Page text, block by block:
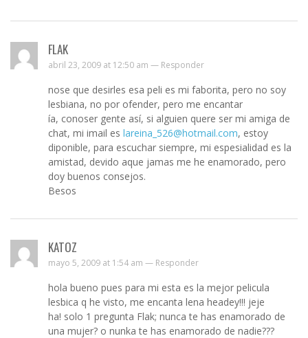
FLAK
abril 23, 2009 at 12:50 am — Responder
nose que desirles esa peli es mi faborita, pero no soy
lesbiana, no por ofender, pero me encantar
ía, conoser gente así, si alguien quere ser mi amiga de
chat, mi imail es lareina_526@hotmail.com, estoy
diponible, para escuchar siempre, mi espesialidad es la
amistad, devido aque jamas me he enamorado, pero
doy buenos consejos.
Besos
KATOZ
mayo 5, 2009 at 1:54 am — Responder
hola bueno pues para mi esta es la mejor pelicula
lesbica q he visto, me encanta lena headey!!! jeje
ha! solo 1 pregunta Flak; nunca te has enamorado de
una mujer? o nunka te has enamorado de nadie???